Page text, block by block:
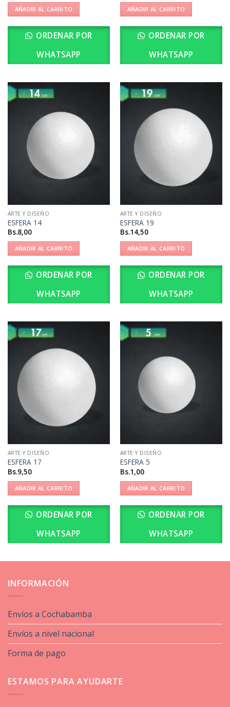
AÑADIR AL CARRITO
ORDENAR POR
WHATSAPP
AÑADIR AL CARRITO
ORDENAR POR
WHATSAPP
ARTE Y DISEÑO
ESFERA 14
Bs.8,00
AÑADIR AL CARRITO
ORDENAR POR
WHATSAPP
ARTE Y DISEÑO
ESFERA 19
Bs.14,50
AÑADIR AL CARRITO
ORDENAR POR
WHATSAPP
ARTE Y DISEÑO
ESFERA 17
Bs.9,50
AÑADIR AL CARRITO
ORDENAR POR
WHATSAPP
ARTE Y DISEÑO
ESFERA 5
Bs.1,00
AÑADIR AL CARRITO
ORDENAR POR
WHATSAPP
INFORMACIÓN
Envíos a Cochabamba
Envíos a nivel nacional
Forma de pago
ESTAMOS PARA AYUDARTE